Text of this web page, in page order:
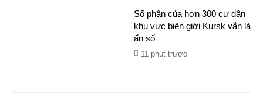
Số phận của hơn 300 cư dân
khu vực biên giới Kursk vẫn là
ẩn số
11 phút trước